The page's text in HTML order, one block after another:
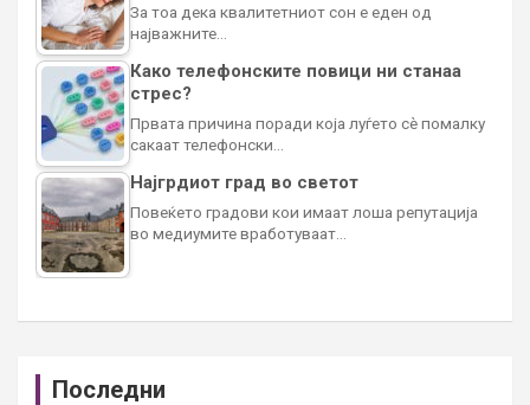
За тоа дека квалитетниот сон е еден од
најважните…
Како телефонските повици ни станаа
стрес?
Првата причина поради која луѓето сè помалку
сакаат телефонски…
Најгрдиот град во светот
Повеќето градови кои имаат лоша репутација
во медиумите вработуваат…
Последни